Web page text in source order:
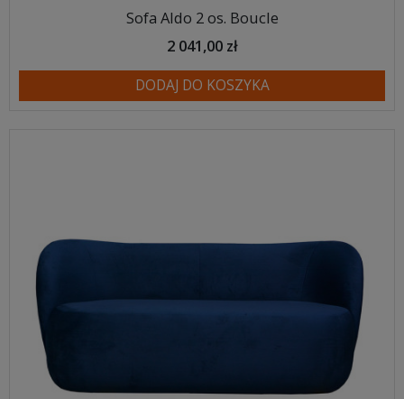
Sofa Aldo 2 os. Boucle
2 041,00 zł
DODAJ DO KOSZYKA